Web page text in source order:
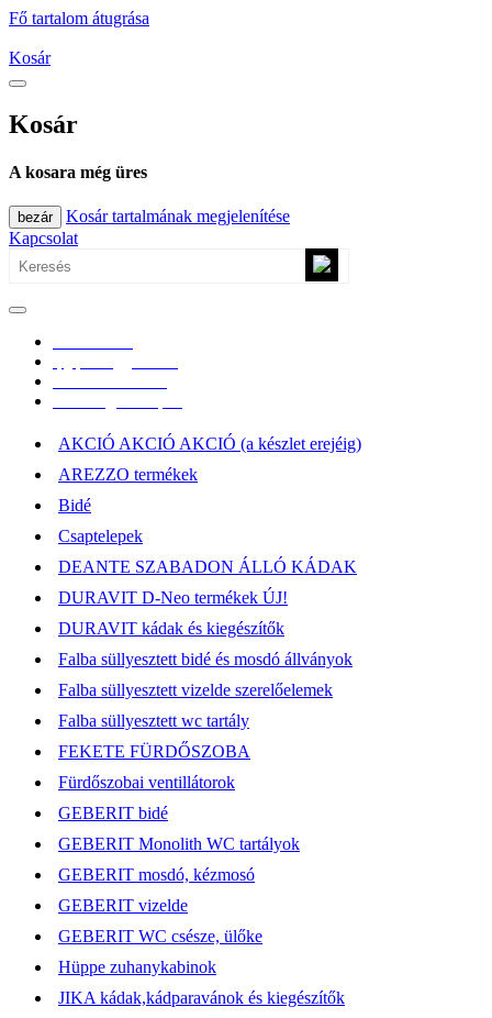
Fő tartalom átugrása
Kosár
Kosár
A kosara még üres
bezár
Kosár tartalmának megjelenítése
Kapcsolat
AKCIÓ AKCIÓ AKCIÓ (a készlet erejéig)
AREZZO termékek
Bidé
Csaptelepek
DEANTE SZABADON ÁLLÓ KÁDAK
DURAVIT D-Neo termékek ÚJ!
DURAVIT kádak és kiegészítők
Falba süllyesztett bidé és mosdó állványok
Falba süllyesztett vizelde szerelőelemek
Falba süllyesztett wc tartály
FEKETE FÜRDŐSZOBA
Fürdőszobai ventillátorok
GEBERIT bidé
GEBERIT Monolith WC tartályok
GEBERIT mosdó, kézmosó
GEBERIT vizelde
GEBERIT WC csésze, ülőke
Hüppe zuhanykabinok
JIKA kádak,kádparavánok és kiegészítők